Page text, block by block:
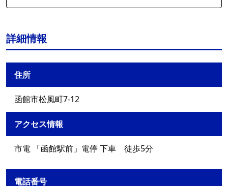
詳細情報
住所
函館市松風町7-12
アクセス情報
市電 「函館駅前」電停 下車 徒歩5分
電話番号